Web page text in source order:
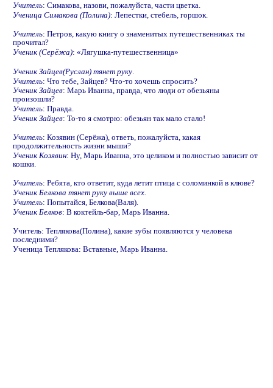
Учитель: Симакова, назови, пожалуйста, части цветка.
Ученица Симакова (Полина): Лепестки, стебель, горшок.
Учитель: Петров, какую книгу о знаменитых путешественниках ты
прочитал?
Ученик (Серёжа): «Лягушка-путешественница»
Ученик Зайцев(Руслан) тянет руку.
Учитель: Что тебе, Зайцев? Что-то хочешь спросить?
Ученик Зайцев: Марь Иванна, правда, что люди от обезьяны
произошли?
Учитель: Правда.
Ученик Зайцев: То-то я смотрю: обезьян так мало стало!
Учитель: Козявин (Серёжа), ответь, пожалуйста, какая
продолжительность жизни мыши?
Ученик Козявин: Ну, Марь Иванна, это целиком и полностью зависит от
кошки.
Учитель: Ребята, кто ответит, куда летит птица с соломинкой в клюве?
Ученик Белкова тянет руку выше всех.
Учитель: Попытайся, Белкова(Валя).
Ученик Белков: В коктейль-бар, Марь Иванна.
Учитель: Теплякова(Полина), какие зубы появляются у человека
последними?
Ученица Теплякова: Вставные, Марь Иванна.